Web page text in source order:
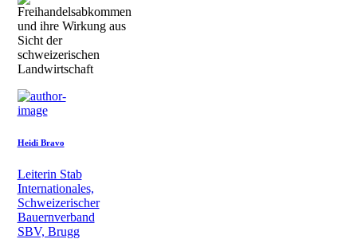
Heidi Bravo
Leiterin Stab
Internationales,
Schweizerischer
Bauernverband
SBV, Brugg